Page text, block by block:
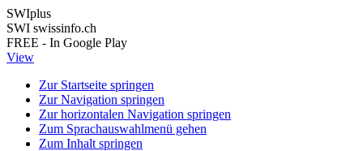
SWIplus
SWI swissinfo.ch
FREE - In Google Play
View
Zur Startseite springen
Zur Navigation springen
Zur horizontalen Navigation springen
Zum Sprachauswahlmenü gehen
Zum Inhalt springen